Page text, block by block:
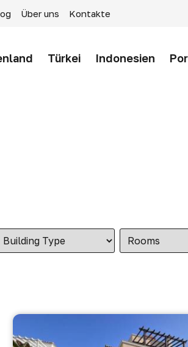
Über uns Kontakte
Türkei Indonesien